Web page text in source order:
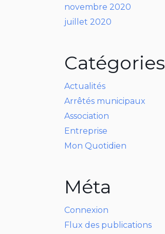
novembre 2020
juillet 2020
Catégories
Actualités
Arrêtés municipaux
Association
Entreprise
Mon Quotidien
Méta
Connexion
Flux des publications